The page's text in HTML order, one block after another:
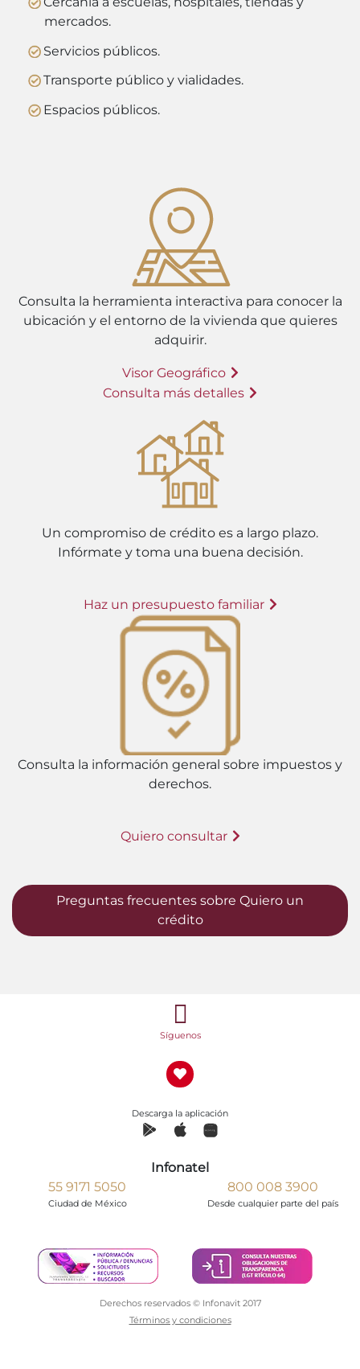
mercados.
Servicios públicos.
Transporte público y vialidades.
Espacios públicos.
Consulta la herramienta interactiva para conocer la
ubicación y el entorno de la vivienda que quieres
adquirir.
Visor Geográfico
Consulta más detalles
Un compromiso de crédito es a largo plazo.
Infórmate y toma una buena decisión.
Haz un presupuesto familiar
Consulta la información general sobre impuestos y
derechos.
Quiero consultar
Preguntas frecuentes sobre Quiero un
crédito
Síguenos
Descarga la aplicación
Infonatel
55 9171 5050
Ciudad de México
800 008 3900
Desde cualquier parte del país
Derechos reservados © Infonavit 2017
Términos y condiciones